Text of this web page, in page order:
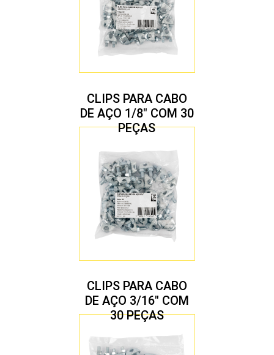
CLIPS PARA CABO
DE AÇO 1/8″ COM 30
PEÇAS
CLIPS PARA CABO
DE AÇO 3/16″ COM
30 PEÇAS